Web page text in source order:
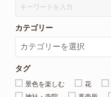
カテゴリー
タグ
景色を楽しむ 花